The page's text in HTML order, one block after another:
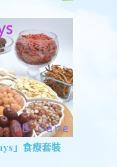
」食療套裝